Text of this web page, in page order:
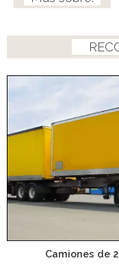
Camiones de